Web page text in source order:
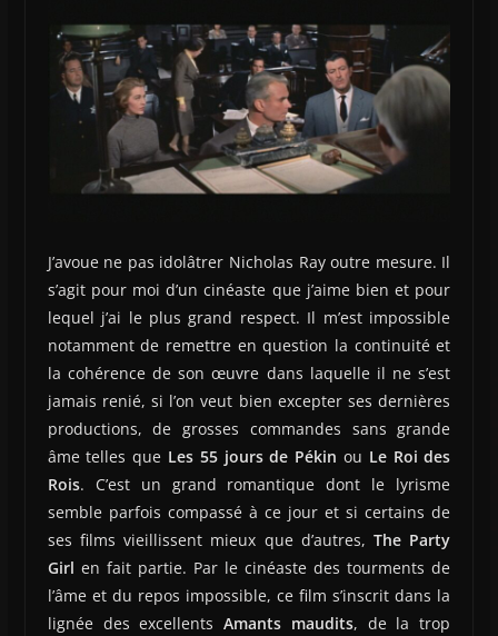
J’avoue ne pas idolâtrer Nicholas Ray outre mesure. Il
s’agit pour moi d’un cinéaste que j’aime bien et pour
lequel j’ai le plus grand respect. Il m’est impossible
notamment de remettre en question la continuité et
la cohérence de son œuvre dans laquelle il ne s’est
jamais renié, si l’on veut bien excepter ses dernières
productions, de grosses commandes sans grande
âme telles que Les 55 jours de Pékin ou Le Roi des
Rois. C’est un grand romantique dont le lyrisme
semble parfois compassé à ce jour et si certains de
ses films vieillissent mieux que d’autres,The Party
Girl en fait partie. Par le cinéaste des tourments de
l’âme et du repos impossible, ce film s’inscrit dans la
lignée des excellentsAmants maudits, de la trop